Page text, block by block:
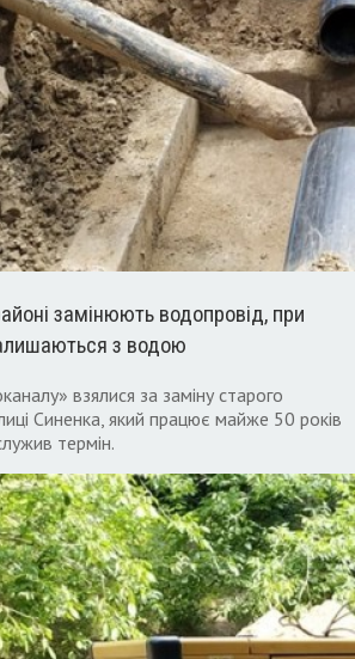
замінюють водопровід, при
з водою
взялися за заміну старого
Синенка, який працює майже 50 років
термін.